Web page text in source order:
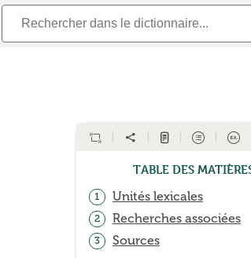
Table des
1 Unités lexicales
2 Recherches associées
3 Sources